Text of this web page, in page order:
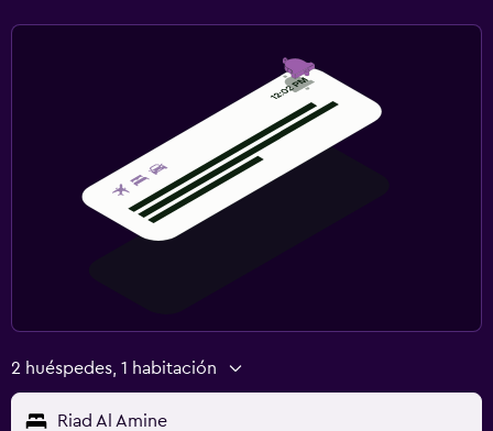
2 huéspedes, 1 habitación
Riad Al Amine